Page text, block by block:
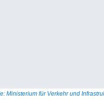
Ministerium für Verkehr und